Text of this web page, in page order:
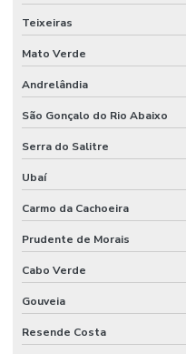
Teixeiras
Mato Verde
Andrelândia
São Gonçalo do Rio Abaixo
Serra do Salitre
Ubaí
Carmo da Cachoeira
Prudente de Morais
Cabo Verde
Gouveia
Resende Costa